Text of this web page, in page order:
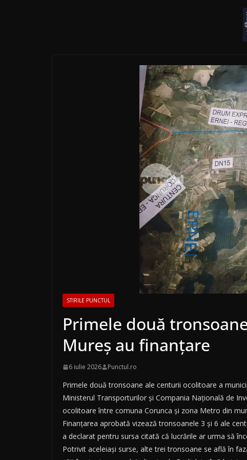
STIRILE PUNCTUL
Primele două
Mureș au finanțare
6 iulie 2026 Punctul.ro
Primele două tronsoane ale centurii ocolitoare a
Ministerul Transporturilor și Compania Națională de
ocolitoare între comuna Corunca și zona Metro din
Finanțarea aprobată vizează tronsoanele 3 și 6 ale
a declarat pentru sursa citată că lucrările ar urma să
Potrivit aceleiași surse, alte trei tronsoane se află în